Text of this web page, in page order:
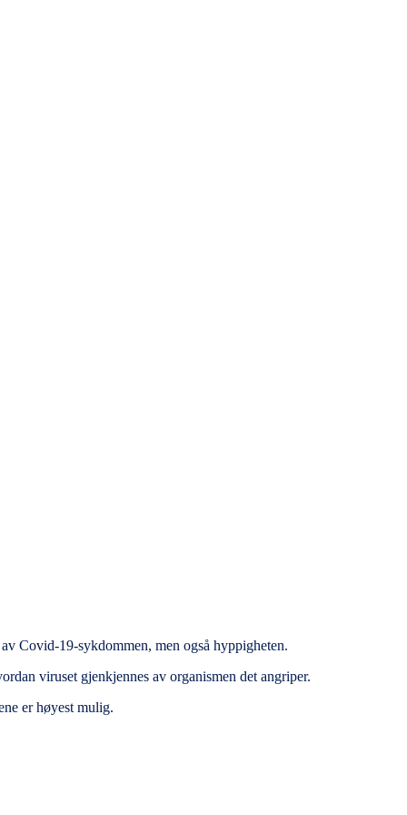
Covid-19-sykdommen, men også hyppigheten.
viruset gjenkjennes av organismen det angriper.
er høyest mulig.